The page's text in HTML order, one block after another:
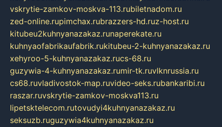
vskrytie-zamkov-moskva-113.rubiletnadom.ru
zed-online.rupimchax.rubrazzers-hd.ruz-host.ru
kitubeu2kuhnyanazakaz.runaperekate.ru
kuhnyaofabrikaufabrik.rukitubeu-2-kuhnyanazakaz.ru
xehyroo-5-kuhnyanazakaz.rucs-68.ru
guzywia-4-kuhnyanazakaz.rumir-tk.ruvlknrussia.ru
cs68.ruvladivostok-map.ruvideo-seks.rubankaribi.ru
raszar.ruvskrytie-zamkov-moskva113.ru
lipetsktelecom.rutovudyi4kuhnyanazakaz.ru
seksuzb.ruguzywia4kuhnyanazakaz.ru